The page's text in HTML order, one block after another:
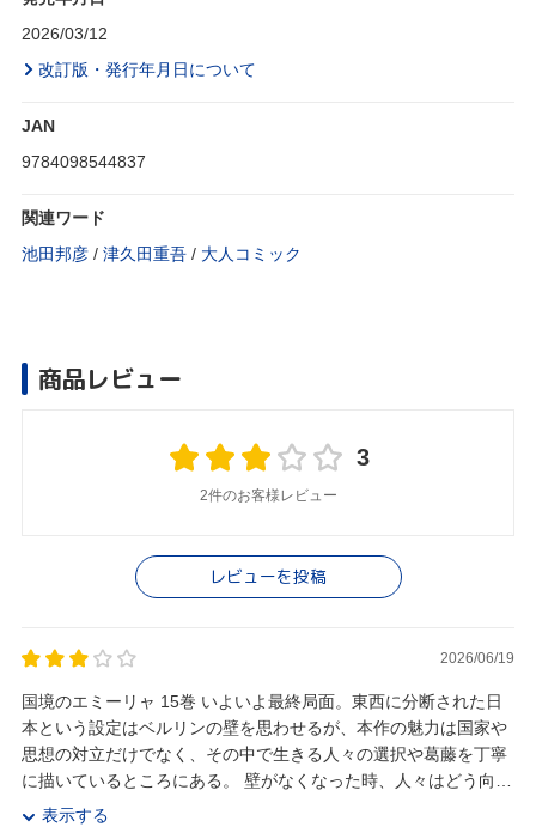
2026/03/12
改訂版・発行年月日について
JAN
9784098544837
関連ワード
池田邦彦 / 津久田重吾 / 大人コミック
商品レビュー
3
2件のお客様レビュー
レビューを投稿
2026/06/19
国境のエミーリャ 15巻 いよいよ最終局面。東西に分断された日
本という設定はベルリンの壁を思わせるが、本作の魅力は国家や
思想の対立だけでなく、その中で生きる人々の選択や葛藤を丁寧
に描いているところにある。 壁がなくなった時、人々はどう向き
合い、どんな国を作るのか。どのような結...
表示する